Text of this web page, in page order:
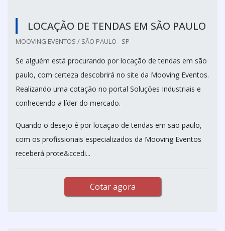
LOCAÇÃO DE TENDAS EM SÃO PAULO
MOOVING EVENTOS / SÃO PAULO - SP
Se alguém está procurando por locação de tendas em são
paulo, com certeza descobrirá no site da Mooving Eventos.
Realizando uma cotação no portal Soluções Industriais e
conhecendo a líder do mercado.
Quando o desejo é por locação de tendas em são paulo,
com os profissionais especializados da Mooving Eventos
receberá prote&ccedi...
Cotar agora